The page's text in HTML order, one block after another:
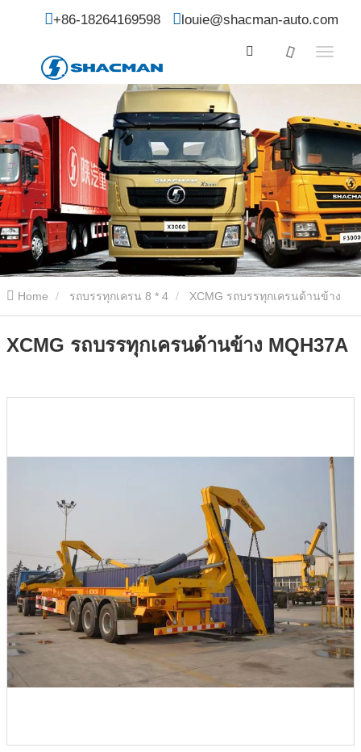
+86-18264169598 louie@shacman-auto.com
Home รถบรรทุกเครน 8 * 4
XCMG รถบรรทุกเครนด้านข้าง MQH37A